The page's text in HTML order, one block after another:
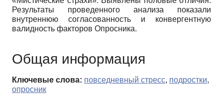
Результаты проведенного анализа показали
внутреннюю согласованность и конвергентную
валидность факторов Опросника.
Общая информация
Ключевые слова: повседневный стресс, подростки,
опросник